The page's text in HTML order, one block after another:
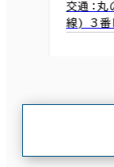
交通：
線) 3番